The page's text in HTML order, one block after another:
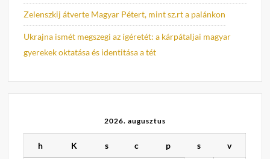
Zelenszkij átverte Magyar Pétert, mint sz.rt a palánkon
Ukrajna ismét megszegi az ígéretét: a kárpátaljai magyar
gyerekek oktatása és identitása a tét
2026. augusztus
h K s c p s v